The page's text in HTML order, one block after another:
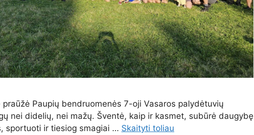
Paupių bendruomenės 7-oji Vasaros palydėtuvių
nei didelių, nei mažų. Šventė, kaip ir kasmet, subūrė daugybę
sportuoti ir tiesiog smagiai … Skaityti toliau